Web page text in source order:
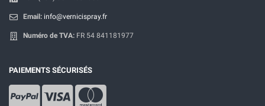
Email: info@vernicispray.fr
Numéro de TVA: FR 54 841181977
PAIEMENTS SÉCURISÉS